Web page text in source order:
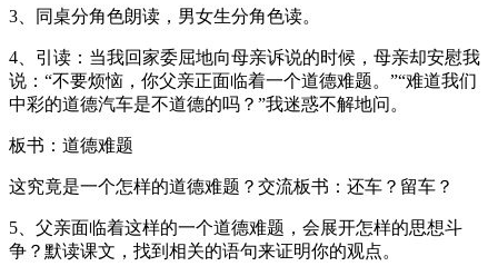
3、同桌分角色朗读，男女生分角色读。
4、引读：当我回家委屈地向母亲诉说的时候，母亲却安慰我
说：“不要烦恼，你父亲正面临着一个道德难题。”“难道我们
中彩的道德汽车是不道德的吗？”我迷惑不解地问。
板书：道德难题
这究竟是一个怎样的道德难题？交流板书：还车？留车？
5、父亲面临着这样的一个道德难题，会展开怎样的思想斗
争？默读课文，找到相关的语句来证明你的观点。